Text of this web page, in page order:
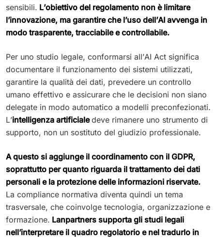
sensibili. L’obiettivo del regolamento non è limitare
l’innovazione, ma garantire che l’uso dell’AI avvenga in
modo trasparente, tracciabile e controllabile.
Per uno studio legale, conformarsi all’AI Act significa
documentare il funzionamento dei sistemi utilizzati,
garantire la qualità dei dati, prevedere un controllo
umano effettivo e assicurare che le decisioni non siano
delegate in modo automatico a modelli preconfezionati.
L’intelligenza artificialedeve rimanere uno strumento di
supporto, non un sostituto del giudizio professionale.
A questo si aggiunge il coordinamento con il GDPR,
soprattutto per quanto riguarda il trattamento dei dati
personali e la protezione delle informazioni riservate.
La compliance normativa diventa quindi un tema
trasversale, che coinvolge tecnologia, organizzazione e
formazione. Lanpartners supporta gli studi legali
nell’interpretare il quadro regolatorio e nel tradurlo in